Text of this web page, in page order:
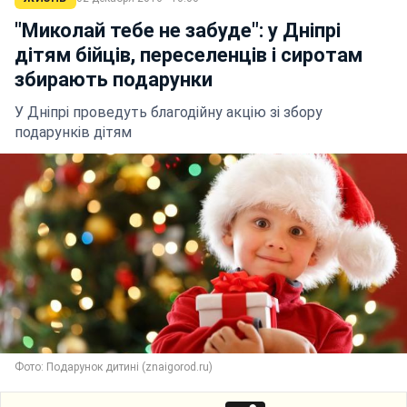
"Миколай тебе не забуде": у Дніпрі
дітям бійців, переселенців і сиротам
збирають подарунки
У Дніпрі проведуть благодійну акцію зі збору
подарунків дітям
Фото: Подарунок дитині (znaigorod.ru)